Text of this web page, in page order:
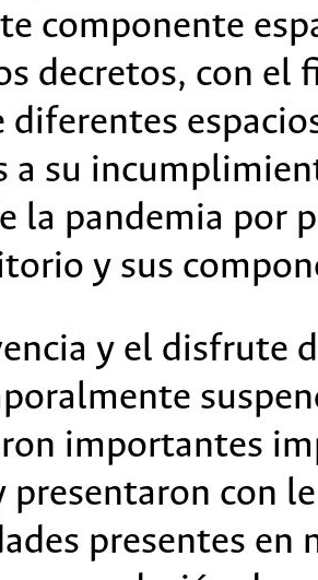
componente
decretos, con el
diferentes
a su
la pandemia por
y sus
y el disfrute
importantes
presentaron con
presentes